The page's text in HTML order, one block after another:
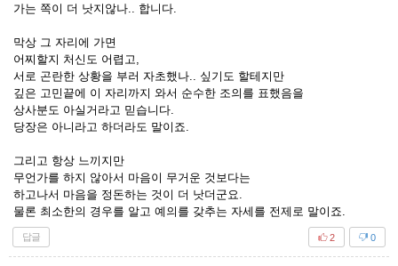
가는 쪽이 더 낫지않나.. 합니다.
막상 그 자리에 가면
어찌할지 처신도 어렵고,
서로 곤란한 상황을 부러 자초했나.. 싶기도 할테지만
깊은 고민끝에 이 자리까지 와서 순수한 조의를 표했음을
상사분도 아실거라고 믿습니다.
당장은 아니라고 하더라도 말이죠.
그리고 항상 느끼지만
무언가를 하지 않아서 마음이 무거운 것보다는
하고나서 마음을 정돈하는 것이 더 낫더군요.
물론 최소한의 경우를 알고 예의를 갖추는 자세를 전제로 말이죠.
답글 0
2